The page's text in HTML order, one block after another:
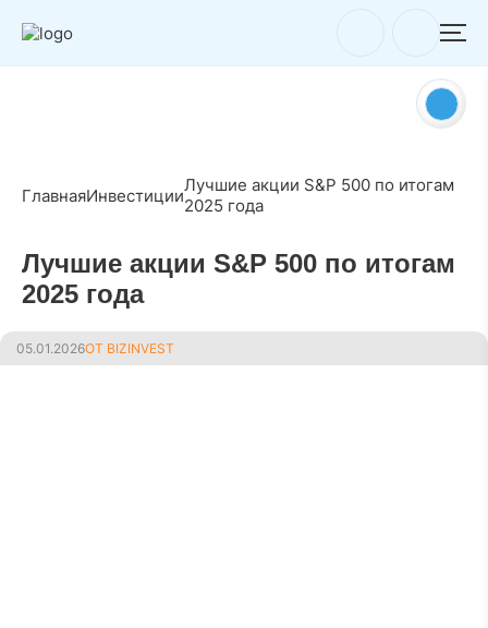
ГлавнаяИнвестицииЛучшие акции S&P 500 по итогам
2025 года
Лучшие акции S&P 500 по итогам
2025 года
05.01.2026ОТ BIZINVEST